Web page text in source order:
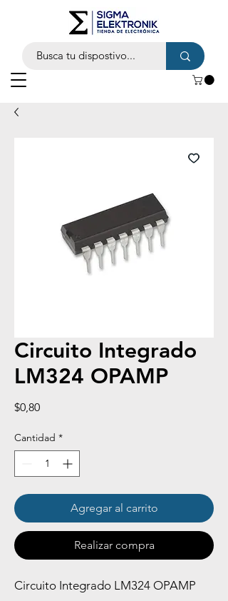
Circuito Integrado
LM324 OPAMP
$0,80Precio
Cantidad *
Agregar al carrito
Realizar compra
Circuito Integrado LM324 OPAMP